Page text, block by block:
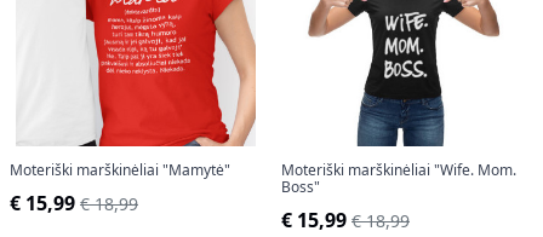
Moteriški marškinėliai "Mamytė"
€ 15,99 € 18,99
Moteriški marškinėliai "Wife. Mom.
Boss"
€ 15,99 € 18,99